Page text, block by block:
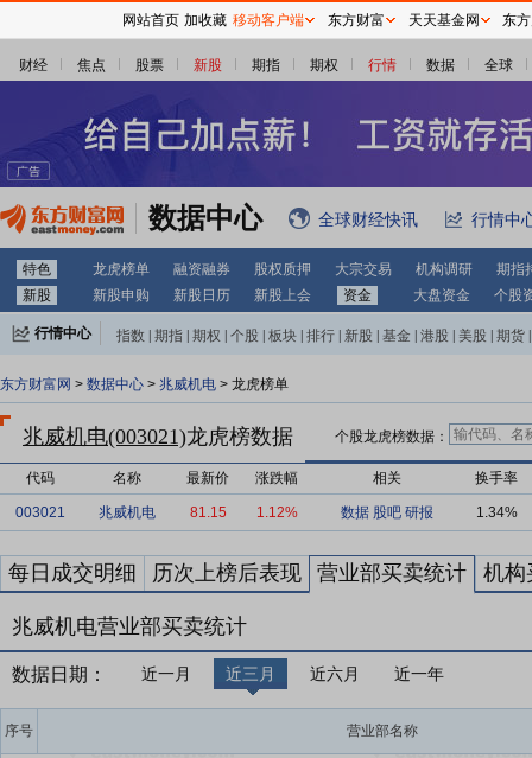
财经 焦点 股票 新股 期指 期权 行情 数据 全球
数据中心 全球财经快讯 行情中
特色 龙虎榜单 融资融券 股权质押 大宗交易 机构调研
期指
新股
新股申购 新股日历 新股上会 资金 大盘资金 个股
行情中心 指数 期指 期权 个股 板块 排行 新股 基金 港股 美股 期货
东方财富网 > 数据中心 > 兆威机电 > 龙虎榜单
兆威机电(003021)龙虎榜数据 个股龙虎榜数据：
代码 名称 最新价 涨跌幅 相关 换手率
003021 兆威机电 81.15 1.12% 数据 股吧 研报 1.34%
每日成交明细 历次上榜后表现 营业部买卖统计 机构
兆威机电营业部买卖统计
数据日期： 近一月 近三月 近六月 近一年
序号 营业部名称
网站首页 加收藏 移动客户端 东方财富 天天基金网 东